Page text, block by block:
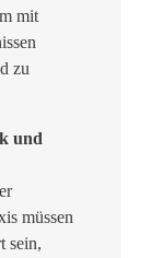
mit
zu
und
müssen
sein,